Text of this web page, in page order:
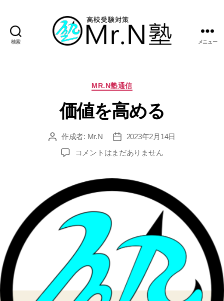
検索 メニュー
カ
ゴ
リ
MR.N塾通信
価値を高める
投 作成者: Mr.N
投
稿
2023年2月14日
価
高
め
へ
の
コメントはまだありません